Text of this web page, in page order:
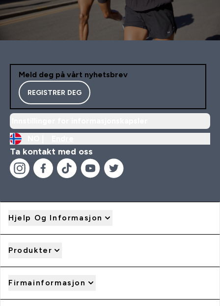
Meld deg på vårt nyhetsbrev
REGISTRER DEG
Ta kontakt med oss
Hjelp Og Informasjon
Produkter
Firmainformasjon